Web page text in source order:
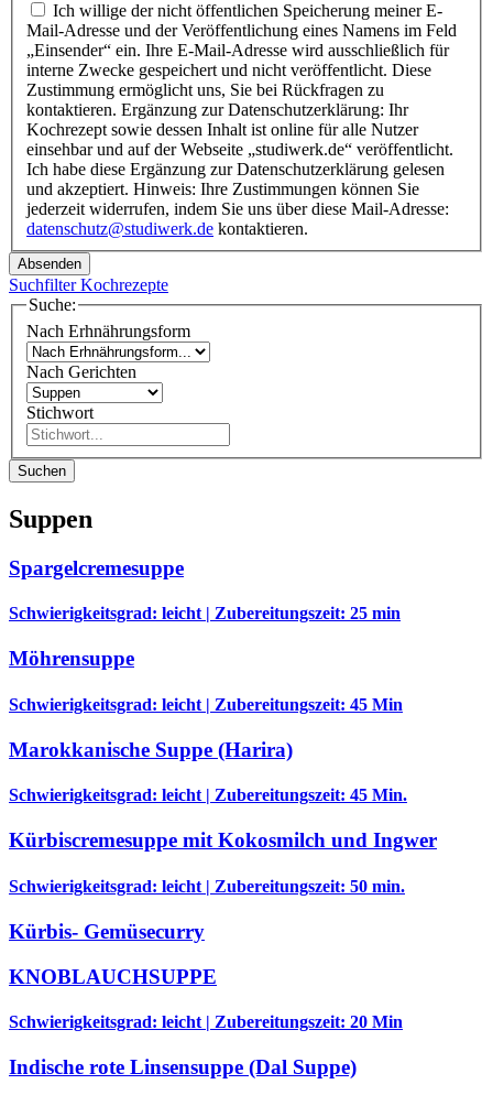
Ich willige der nicht öffentlichen Speicherung meiner E-
Mail-Adresse und der Veröffentlichung eines Namens im Feld
„Einsender“ ein. Ihre E-Mail-Adresse wird ausschließlich für
interne Zwecke gespeichert und nicht veröffentlicht. Diese
Zustimmung ermöglicht uns, Sie bei Rückfragen zu
kontaktieren. Ergänzung zur Datenschutzerklärung: Ihr
Kochrezept sowie dessen Inhalt ist online für alle Nutzer
einsehbar und auf der Webseite „studiwerk.de“ veröffentlicht.
Ich habe diese Ergänzung zur Datenschutzerklärung gelesen
und akzeptiert. Hinweis: Ihre Zustimmungen können Sie
jederzeit widerrufen, indem Sie uns über diese Mail-Adresse:
datenschutz@studiwerk.de kontaktieren.
Absenden
Suchfilter Kochrezepte
Suche:
Nach Erhnährungsform
Nach Gerichten
Stichwort
Suchen
Suppen
Spargelcremesuppe
Schwierigkeitsgrad: leicht | Zubereitungszeit: 25 min
Möhrensuppe
Schwierigkeitsgrad: leicht | Zubereitungszeit: 45 Min
Marokkanische Suppe (Harira)
Schwierigkeitsgrad: leicht | Zubereitungszeit: 45 Min.
Kürbiscremesuppe mit Kokosmilch und Ingwer
Schwierigkeitsgrad: leicht | Zubereitungszeit: 50 min.
Kürbis- Gemüsecurry
KNOBLAUCHSUPPE
Schwierigkeitsgrad: leicht | Zubereitungszeit: 20 Min
Indische rote Linsensuppe (Dal Suppe)